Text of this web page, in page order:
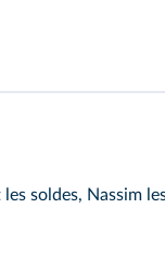
soldes, Nassim